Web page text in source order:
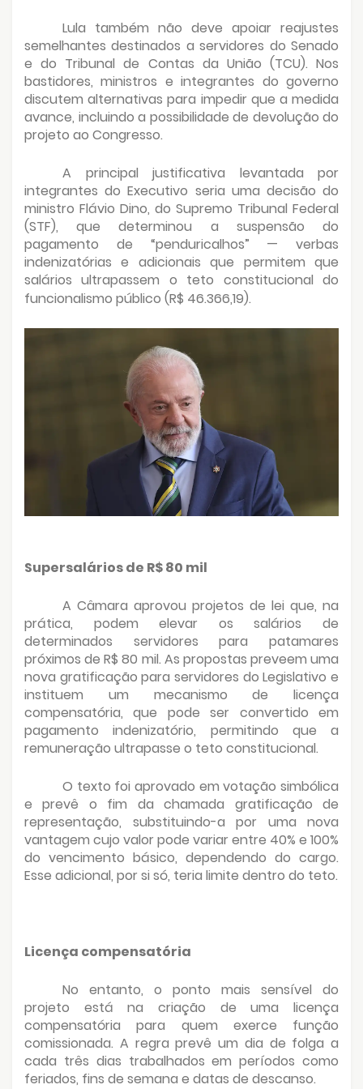
Lula também não deve apoiar reajustes
semelhantes destinados a servidores do Senado
e do Tribunal de Contas da União (TCU). Nos
bastidores, ministros e integrantes do governo
discutem alternativas para impedir que a medida
avance, incluindo a possibilidade de devolução do
projeto ao Congresso.
A principal justificativa levantada por
integrantes do Executivo seria uma decisão do
ministro Flávio Dino, do Supremo Tribunal Federal
(STF), que determinou a suspensão do
pagamento de “penduricalhos” — verbas
indenizatórias e adicionais que permitem que
salários ultrapassem o teto constitucional do
funcionalismo público (R$ 46.366,19).
Supersalários de R$ 80 mil
A Câmara aprovou projetos de lei que, na
prática, podem elevar os salários de
determinados servidores para patamares
próximos de R$ 80 mil. As propostas preveem uma
nova gratificação para servidores do Legislativo e
instituem um mecanismo de licença
compensatória, que pode ser convertido em
pagamento indenizatório, permitindo que a
remuneração ultrapasse o teto constitucional.
O texto foi aprovado em votação simbólica
e prevê o fim da chamada gratificação de
representação, substituindo-a por uma nova
vantagem cujo valor pode variar entre 40% e 100%
do vencimento básico, dependendo do cargo.
Esse adicional, por si só, teria limite dentro do teto.
Licença compensatória
No entanto, o ponto mais sensível do
projeto está na criação de uma licença
compensatória para quem exerce função
comissionada. A regra prevê um dia de folga a
cada três dias trabalhados em períodos como
feriados, fins de semana e datas de descanso.